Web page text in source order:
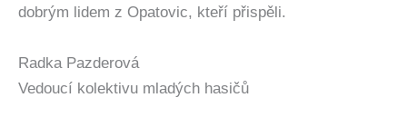
dobrým lidem z Opatovic, kteří přispěli.
Radka Pazderová
Vedoucí kolektivu mladých hasičů